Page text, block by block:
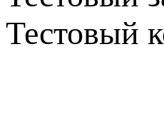
Тестовый